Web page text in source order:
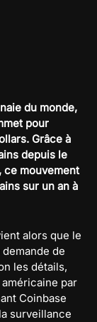
du monde,
pour
Grâce à
depuis le
ce mouvement
sur un an à
alors que le
de
les détails,
américaine par
Coinbase
surveillance